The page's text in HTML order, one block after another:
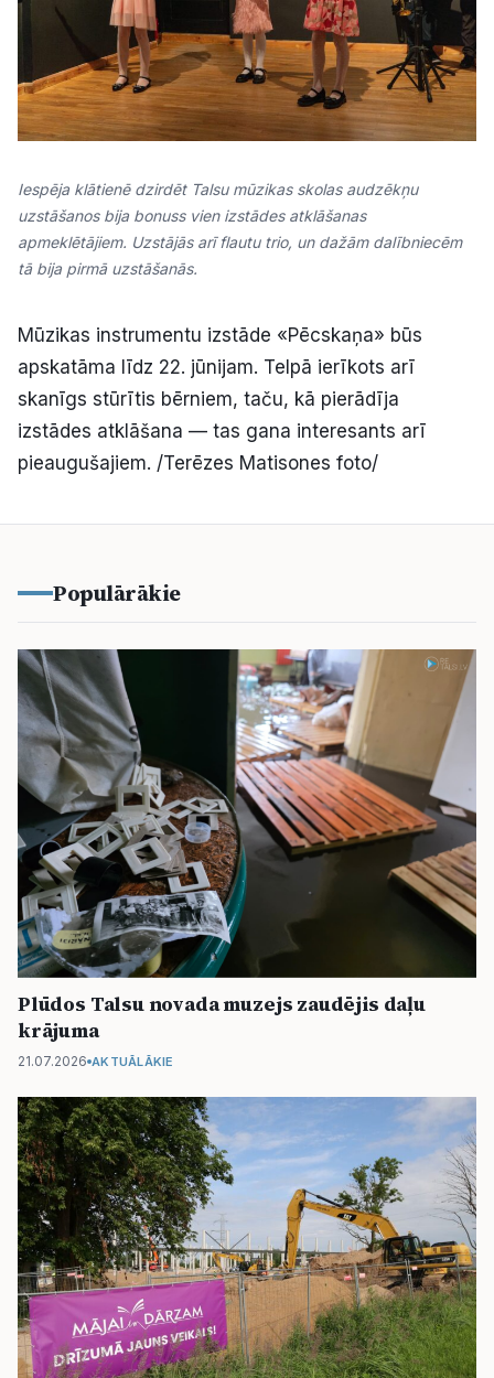
Iespēja klātienē dzirdēt Talsu mūzikas skolas audzēkņu
uzstāšanos bija bonuss vien izstādes atklāšanas
apmeklētājiem. Uzstājās arī flautu trio, un dažām dalībniecēm
tā bija pirmā uzstāšanās.
Mūzikas instrumentu izstāde «Pēcskaņa» būs
apskatāma līdz 22. jūnijam. Telpā ierīkots arī
skanīgs stūrītis bērniem, taču, kā pierādīja
izstādes atklāšana — tas gana interesants arī
pieaugušajiem. /Terēzes Matisones foto/
Populārākie
Plūdos Talsu novada muzejs zaudējis daļu
krājuma
21.07.2026 AKTUĀLĀKIE